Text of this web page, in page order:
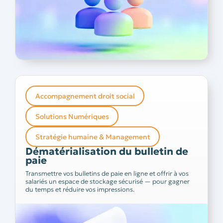
Accompagnement droit social
Solutions Numériques
Stratégie humaine & Management
Dématérialisation du bulletin de
paie
Transmettre vos bulletins de paie en ligne et offrir à vos
salariés un espace de stockage sécurisé — pour gagner
du temps et réduire vos impressions.
Dématérialisation du bulletin de
De plus en plus d’entreprises s’engagent dans la
dématérialisation — pour des raisons pratiques,
économiques et environnementales.
Vous souhaitez
offrir à vos salariés un espace de stockage sécurisé et
Nos gestionnaires
de paie mettent en place le coffre-fort électronique
pour vous, rapidement et sans complexité.